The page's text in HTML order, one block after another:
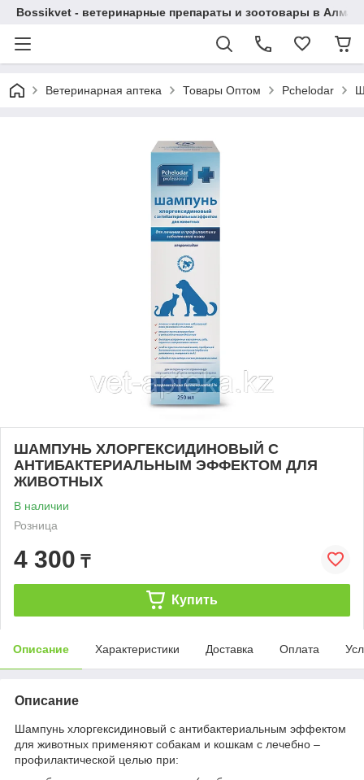
Bossikvet - ветеринарные препараты и зоотовары в
Ветеринарная аптека Товары Оптом Pchelodar
ШАМПУНЬ ХЛОРГЕКСИДИНОВЫЙ C
АНТИБАКТЕРИАЛЬНЫМ ЭФФЕКТОМ ДЛЯ
ЖИВОТНЫХ
В наличии
Розница
4 300 ₸
Купить
Описание Характеристики Доставка Оплата
Описание
Шампунь хлоргексидиновый с антибактериальным эффектом
для животных применяют собакам и кошкам с лечебно –
профилактической целью при: